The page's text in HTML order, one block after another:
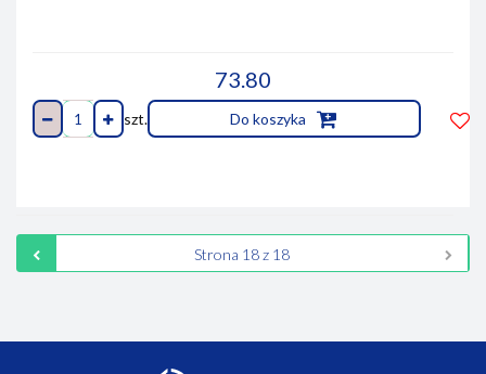
73.80
szt. Do koszyka